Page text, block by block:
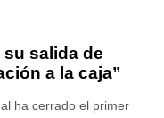
salida de
a la caja”
ha cerrado el primer